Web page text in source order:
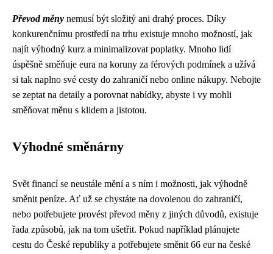
Převod měny nemusí být složitý ani drahý proces. Díky
konkurenčnímu prostředí na trhu existuje mnoho možností, jak
najít výhodný kurz a minimalizovat poplatky. Mnoho lidí
úspěšně směňuje eura na koruny za férových podmínek a užívá
si tak naplno své cesty do zahraničí nebo online nákupy. Nebojte
se zeptat na detaily a porovnat nabídky, abyste i vy mohli
směňovat měnu s klidem a jistotou.
Výhodné směnárny
Svět financí se neustále mění a s ním i možnosti, jak výhodně
směnit peníze. Ať už se chystáte na dovolenou do zahraničí,
nebo potřebujete provést převod měny z jiných důvodů, existuje
řada způsobů, jak na tom ušetřit. Pokud například plánujete
cestu do České republiky a potřebujete směnit 66 eur na české